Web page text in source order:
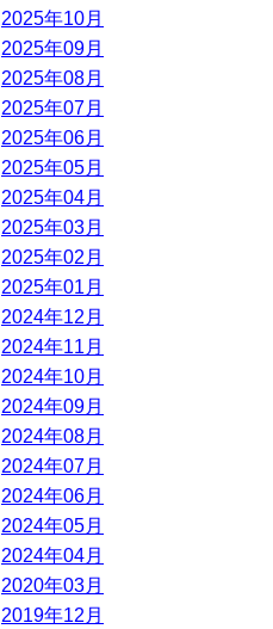
2025年10月
2025年09月
2025年08月
2025年07月
2025年06月
2025年05月
2025年04月
2025年03月
2025年02月
2025年01月
2024年12月
2024年11月
2024年10月
2024年09月
2024年08月
2024年07月
2024年06月
2024年05月
2024年04月
2020年03月
2019年12月